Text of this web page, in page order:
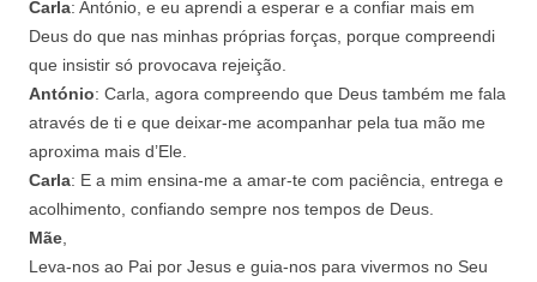
Carla: António, e eu aprendi a esperar e a confiar mais em
Deus do que nas minhas próprias forças, porque compreendi
que insistir só provocava rejeição.
António: Carla, agora compreendo que Deus também me fala
através de ti e que deixar-me acompanhar pela tua mão me
aproxima mais d’Ele.
Carla: E a mim ensina-me a amar-te com paciência, entrega e
acolhimento, confiando sempre nos tempos de Deus.
Mãe
Leva-nos ao Pai por Jesus e guia-nos para vivermos no Seu